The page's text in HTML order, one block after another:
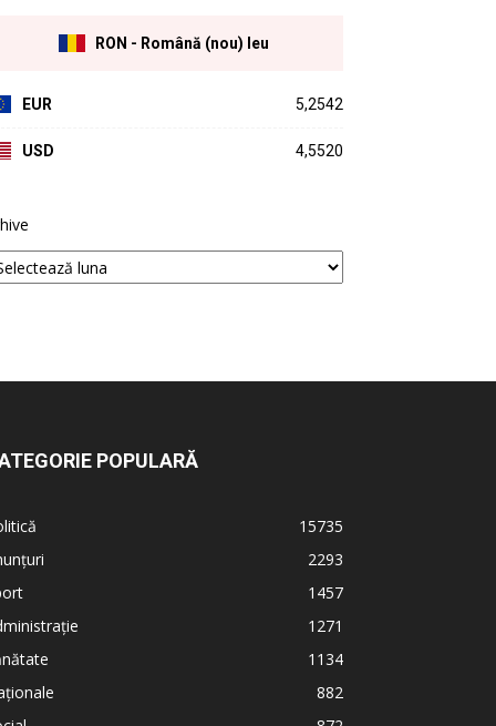
RON - Română (nou) leu
EUR 5,2542
USD 4,5520
POPULARĂ
15735
2293
1457
1271
1134
882